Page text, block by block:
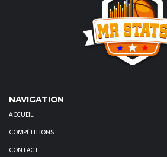
NAVIGATION
ACCUEIL
COMPÉTITIONS
CONTACT